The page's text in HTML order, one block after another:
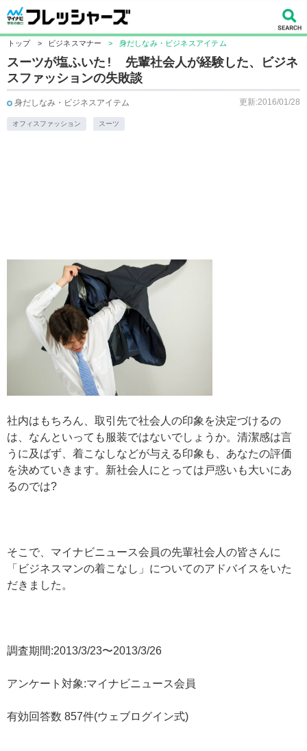
トップ > ビジネスマナー > 身だしなみ・ビジネスアイテム
スーツが塩ふいた! 先輩社会人が経験した、ビジネ
スファッションの失敗談
身だしなみ・ビジネスアイテム 更新:2016/01/28
オフィスファッション スーツ
社内はもちろん、取引先で社会人の印象を決定づけるの
は、なんといっても服装ではないでしょうか。清潔感は言
うに及ばず、着こなしなどが与える印象も、あなたの評価
を決めていきます。新社会人にとっては戸惑いも大いにあ
るのでは?
そこで、マイナビニュース会員の先輩社会人の皆さんに
「ビジネスマンの着こなし」についてのアドバイスをいた
だきました。
調査期間:2013/3/23〜2013/3/26
アンケート対象:マイナビニュース会員
有効回答数 857件(ウェブログイン式)